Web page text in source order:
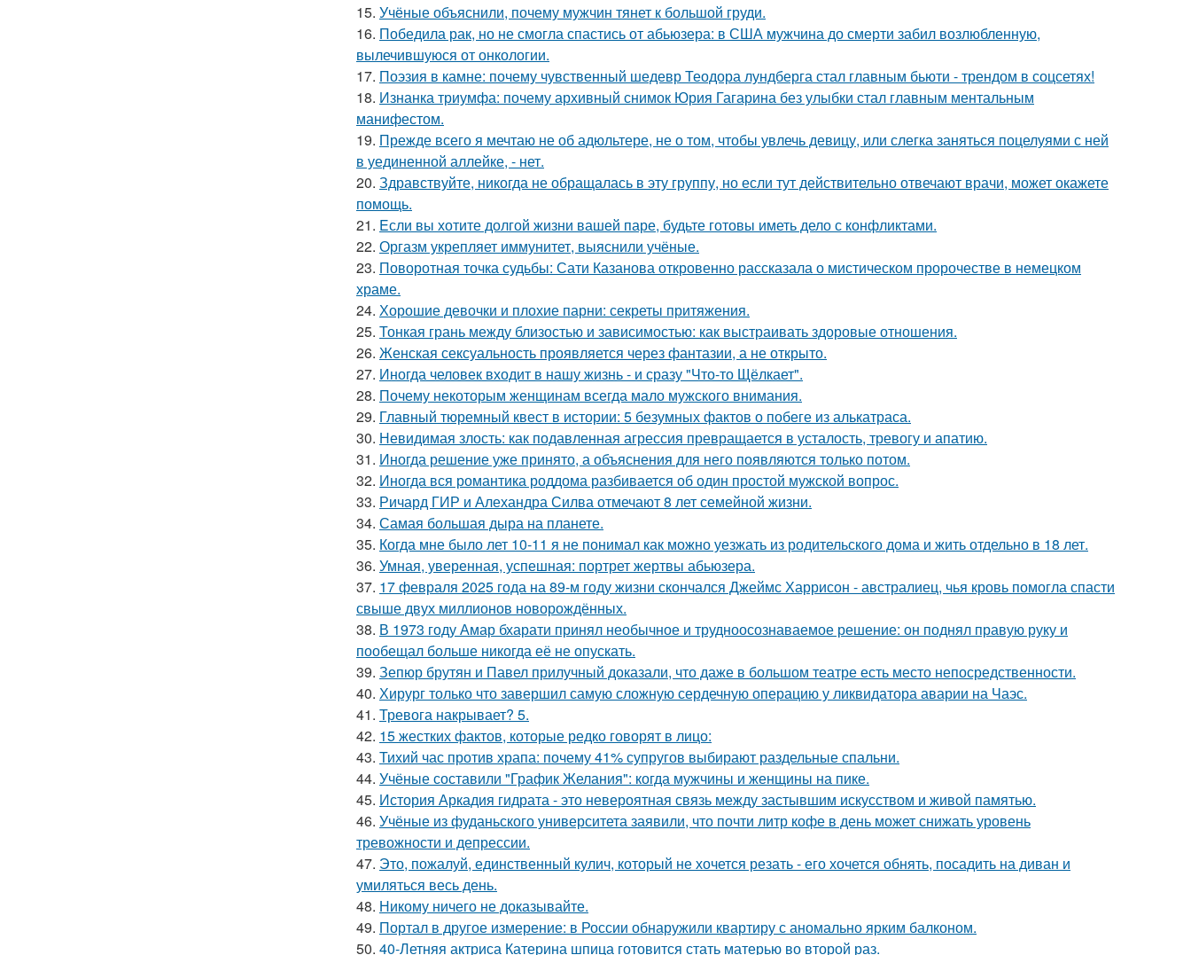
15. Учёные объяснили, почему мужчин тянет к большой груди.
16. Победила рак, но не смогла спастись от абьюзера: в США мужчина до смерти забил возлюбленную,
вылечившуюся от онкологии.
17. Поэзия в камне: почему чувственный шедевр Теодора лундберга стал главным бьюти - трендом в соцсетях!
18. Изнанка триумфа: почему архивный снимок Юрия Гагарина без улыбки стал главным ментальным
манифестом.
19. Прежде всего я мечтаю не об адюльтере, не о том, чтобы увлечь девицу, или слегка заняться поцелуями с ней
в уединенной аллейке, - нет.
20. Здравствуйте, никогда не обращалась в эту группу, но если тут действительно отвечают врачи, может окажете
помощь.
21. Eсли вы хотите долгой жизни вашей паре, будьте готовы иметь дело с конфликтами.
22. Оргазм укрепляет иммунитет, выяснили учёные.
23. Поворотная точка судьбы: Сати Казанова откровенно рассказала о мистическом пророчестве в немецком
храме.
24. Хорошие девочки и плохие парни: секреты притяжения.
25. Тонкая грань между близостью и зависимостью: как выстраивать здоровые отношения.
26. Женская сексуальность проявляется через фантазии, а не открыто.
27. Иногда человек входит в нашу жизнь - и сразу "Что-то Щёлкает".
28. Почему некоторым женщинам всегда мало мужского внимания.
29. Главный тюремный квест в истории: 5 безумных фактов о побеге из алькатраса.
30. Невидимая злость: как подавленная агрессия превращается в усталость, тревогу и апатию.
31. Иногда решение уже принято, а объяснения для него появляются только потом.
32. Иногда вся романтика роддома разбивается об один простой мужской вопрос.
33. Ричард ГИР и Алехандра Силва отмечают 8 лет семейной жизни.
34. Самая большая дыра на планете.
35. Когда мне было лет 10-11 я не понимал как можно уезжать из родительского дома и жить отдельно в 18 лет.
36. Умная, уверенная, успешная: портрет жертвы абьюзера.
37. 17 февраля 2025 года на 89-м году жизни скончался Джеймс Харрисон - австралиец, чья кровь помогла спасти
свыше двух миллионов новорождённых.
38. В 1973 году Амар бхарати принял необычное и трудноосознаваемое решение: он поднял правую руку и
пообещал больше никогда её не опускать.
39. Зепюр брутян и Павел прилучный доказали, что даже в большом театре есть место непосредственности.
40. Хирург только что завершил самую сложную сердечную операцию у ликвидатора аварии на Чаэс.
41. Тревога накрывает? 5.
42. 15 жестких фактов, которые редко говорят в лицо:
43. Тихий час против храпа: почему 41% супругов выбирают раздельные спальни.
44. Учёные составили "График Желания": когда мужчины и женщины на пике.
45. История Аркадия гидрата - это невероятная связь между застывшим искусством и живой памятью.
46. Учёные из фуданьского университета заявили, что почти литр кофе в день может снижать уровень
тревожности и депрессии.
47. Это, пожалуй, единственный кулич, который не хочется резать - его хочется обнять, посадить на диван и
умиляться весь день.
48. Никому ничего не доказывайте.
49. Портал в другое измерение: в России обнаружили квартиру с аномально ярким балконом.
50. 40-Летняя актриса Катерина шпица готовится стать матерью во второй раз.